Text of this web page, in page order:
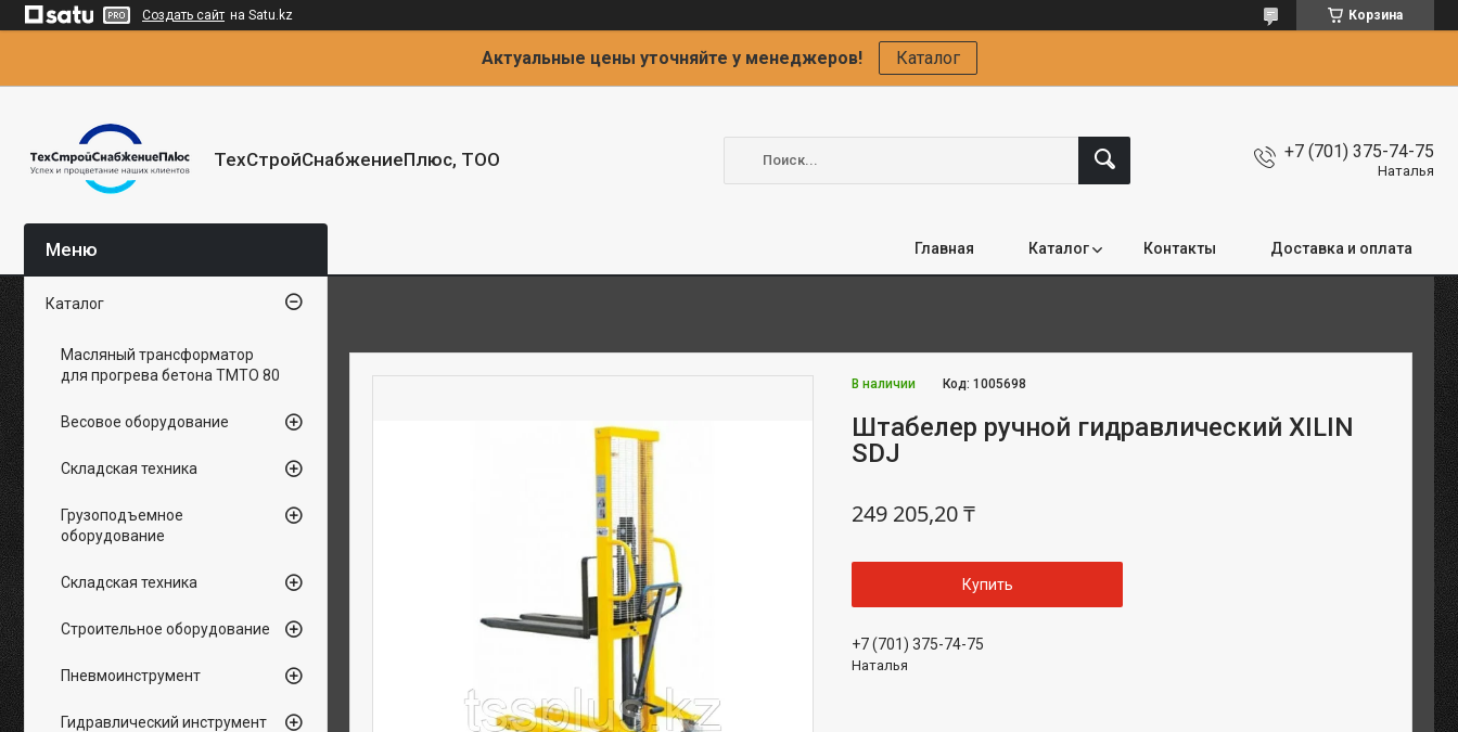
Создать сайт на Satu.kz Корзина
Актуальные цены уточняйте у менеджеров! Каталог
ТехСтройСнабжениеПлюс, ТОО +7 (701) 375-74-75
Наталья
Главная Каталог Контакты Доставка и оплата
В наличии Код:1005698
Штабелер ручной гидравлический XILIN
SDJ
249 205,20 ₸
Купить
+7 (701) 375-74-75
Наталья
Каталог
Масляный трансформатор
для прогрева бетона ТМТО 80
Весовое оборудование
Складская техника
Грузоподъемное
оборудование
Складская техника
Строительное оборудование
Пневмоинструмент
Гидравлический инструмент